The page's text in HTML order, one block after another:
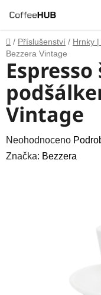
na
obsah
Domů
/ Příslušenství / Hrnky
Bezzera Vintage
Vintage
Průměrné
hodnocení
Neohodnoceno
Značka: Bezzera